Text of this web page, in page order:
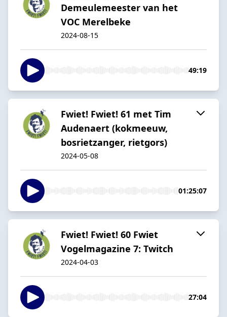
Demeulemeester van het
VOC Merelbeke
2024-08-15
49:19
Fwiet! Fwiet! 61 met Tim
Audenaert (kokmeeuw,
bosrietzanger, rietgors)
2024-05-08
01:25:07
Fwiet! Fwiet! 60 Fwiet
Vogelmagazine 7: Twitch
2024-04-03
27:04